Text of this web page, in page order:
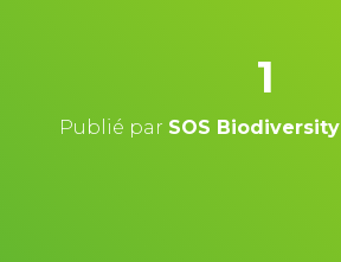
1
Publié par SOS Biodiversity